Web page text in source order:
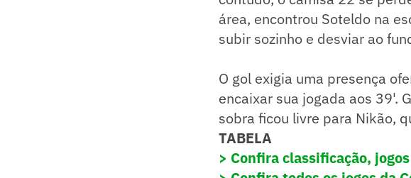
área, encontrou Soteldo na
subir sozinho e desviar ao
O gol exigia uma presença
encaixar sua jogada aos 39'.
sobra ficou livre para Nikão,
TABELA
> Confira classificação,